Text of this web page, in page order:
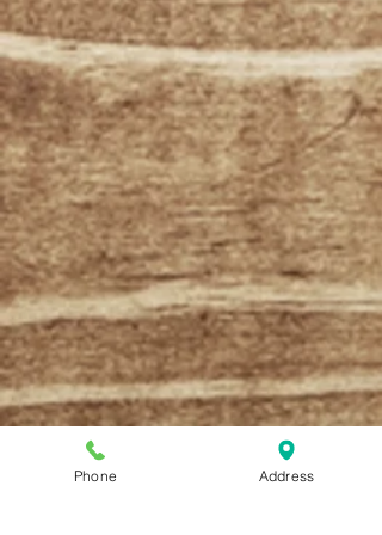
Phone Address